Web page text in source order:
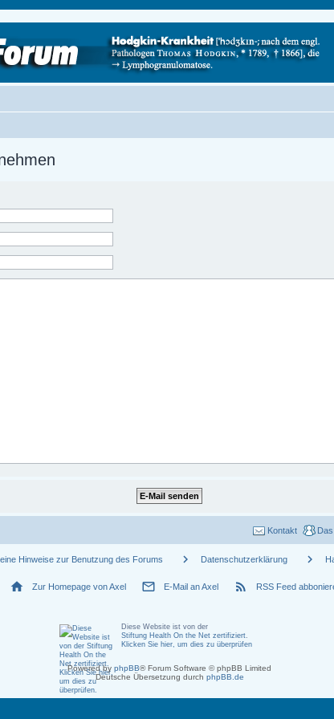
Kontakt
Hinweise zur Benutzung des Forums chevron_right Datenschutzerklärung chevron_right
home Zur Homepage von Axel mail_outline E-Mail an Axel rss_feed RSS Feed
Diese Website ist von der
Stiftung Health On the Net zertifiziert.
Klicken Sie hier, um dies zu überprüfen
Powered by phpBB® Forum Software © phpBB Limited
Deutsche Übersetzung durch phpBB.de